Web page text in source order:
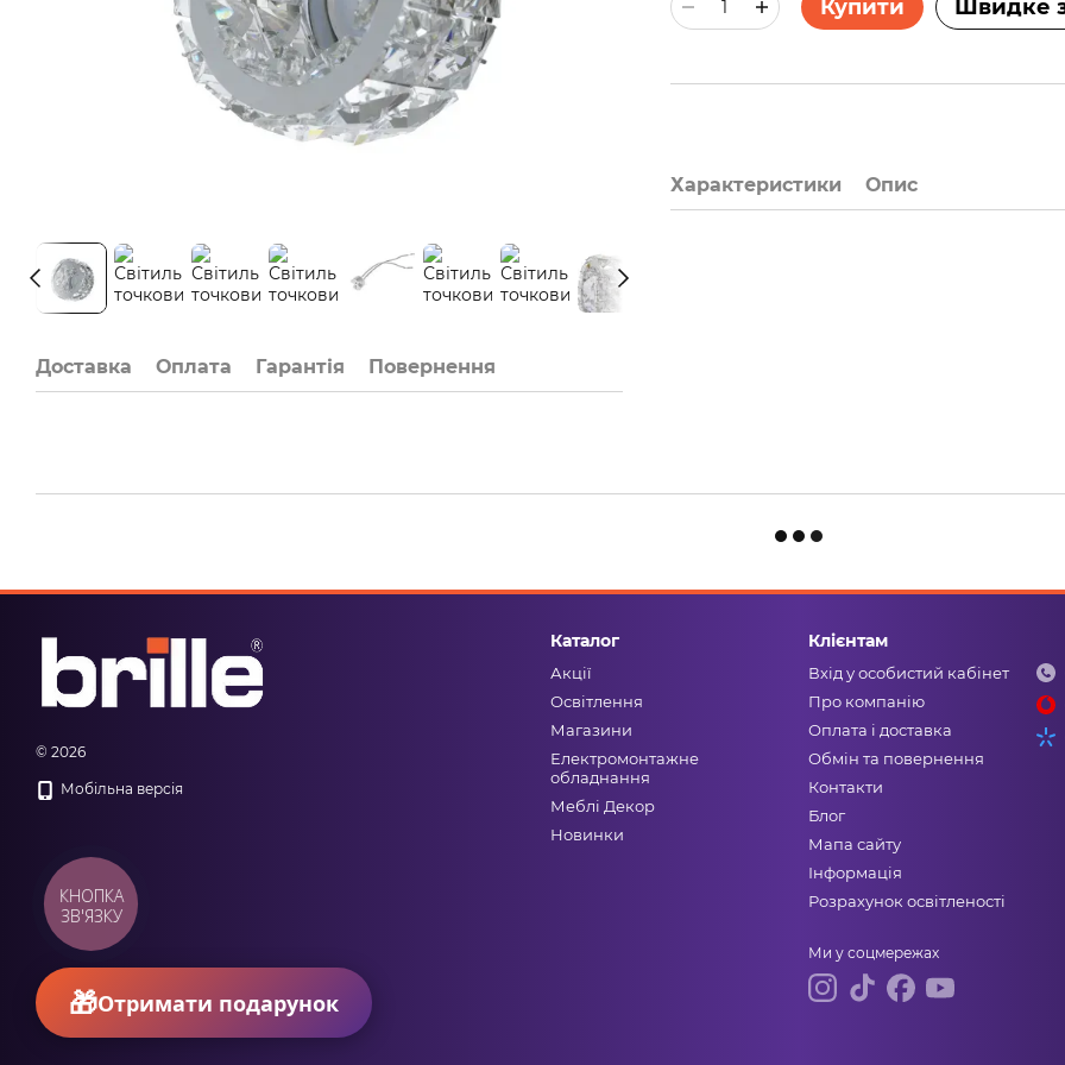
Доставка Оплата Гарантія Повернення
Купити Швидке
Характеристики Опис
© 2026
Мобільна версія
Каталог
Акції
Освітлення
Магазини
Електромонтажне
обладнання
Меблі Декор
Новинки
Клієнтам
Вхід у особистий кабінет
Про компанію
Оплата і доставка
Обмін та повернення
Контакти
Блог
Мапа сайту
Інформація
Розрахунок освітленості
Ми у соцмережах
КНОПКА
ЗВ'ЯЗКУ
Отримати подарунок